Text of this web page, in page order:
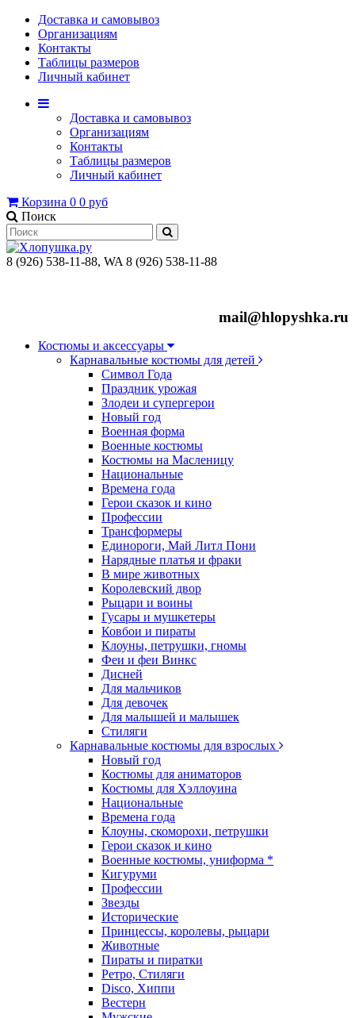
Доставка и самовывоз
Организациям
Контакты
Таблицы размеров
Личный кабинет
Доставка и самовывоз
Организациям
Контакты
Таблицы размеров
Личный кабинет
Корзина 0 0 руб
Поиск
8 (926) 538-11-88, WA 8 (926) 538-11-88
mail@hlopyshka.ru
Костюмы и аксессуары
Карнавальные костюмы для детей
Символ Года
Праздник урожая
Злодеи и супергерои
Новый год
Военная форма
Военные костюмы
Костюмы на Масленицу
Национальные
Времена года
Герои сказок и кино
Профессии
Трансформеры
Единороги, Май Литл Пони
Нарядные платья и фраки
В мире животных
Королевский двор
Рыцари и воины
Гусары и мушкетеры
Ковбои и пираты
Клоуны, петрушки, гномы
Феи и феи Винкс
Дисней
Для мальчиков
Для девочек
Для малышей и малышек
Стиляги
Карнавальные костюмы для взрослых
Новый год
Костюмы для аниматоров
Костюмы для Хэллоуина
Национальные
Времена года
Клоуны, скоморохи, петрушки
Герои сказок и кино
Военные костюмы, униформа *
Кигуруми
Профессии
Звезды
Исторические
Принцессы, королевы, рыцари
Животные
Пираты и пиратки
Ретро, Стиляги
Disco, Хиппи
Вестерн